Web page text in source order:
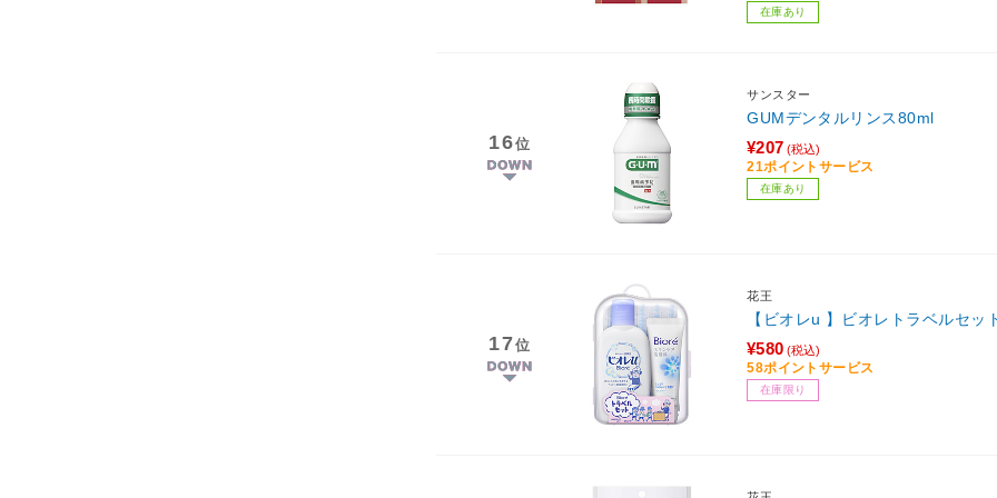
在庫あり
16位
サンスター
GUMデンタルリンス80ml
¥207 (税込)
21ポイントサービス
在庫あり
17位
花王
【ビオレu 】ビオレトラベルセッ
¥580 (税込)
58ポイントサービス
在庫限り